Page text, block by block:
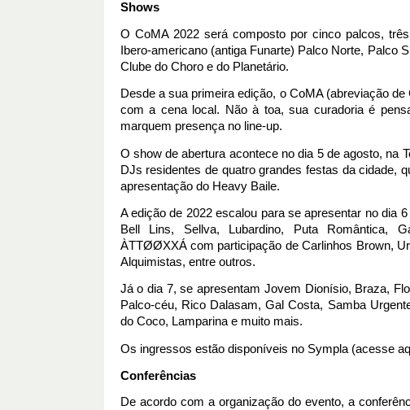
Shows
O CoMA 2022 será composto por cinco palcos,
Ibero-americano (antiga Funarte) Palco Norte, Palco
Clube do Choro e do Planetário.
Desde a sua primeira edição, o CoMA (abreviação
com a cena local. Não à toa, sua curadoria é
marquem presença no line-up.
O show de abertura acontece no dia 5 de agosto, na
DJs residentes de quatro grandes festas da cidade,
apresentação do Heavy Baile.
A edição de 2022 escalou para se apresentar no dia
Bell Lins, Sellva, Lubardino, Puta Romântica,
ÀTTØØXXÁ com participação de Carlinhos Brown,
Alquimistas, entre outros.
Já o dia 7, se apresentam Jovem Dionísio, Braza,
Palco-céu, Rico Dalasam, Gal Costa, Samba
do Coco, Lamparina e muito mais.
Os ingressos estão disponíveis no Sympla (acesse
Conferências
De acordo com a organização do evento, a